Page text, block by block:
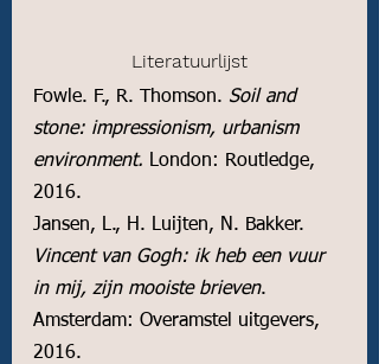
Literatuurlijst
Fowle. F., R. Thomson. Soil and
stone: impressionism, urbanism
environment. London: Routledge,
2016.
Jansen, L., H. Luijten, N. Bakker.
Vincent van Gogh: ik heb een vuur
in mij, zijn mooiste brieven.
Amsterdam: Overamstel uitgevers,
2016.